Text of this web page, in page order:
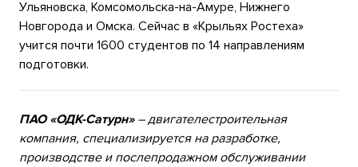
Ульяновска, Комсомольска-на-Амуре, Нижнего
Новгорода и Омска. Сейчас в «Крыльях Ростеха»
учится почти 1600 студентов по 14 направлениям
подготовки.
ПАО «ОДК-Сатурн»– двигателестроительная
компания, специализируется на разработке,
производстве и послепродажном обслуживании